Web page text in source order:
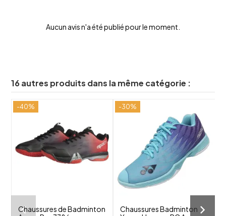
Aucun avis n'a été publié pour le moment.
16 autres produits dans la même catégorie :
-40%
favorite_border
visibility
Chaussures de Badminton
-30%
shuffle
favorite_border
Chaussures Badminton